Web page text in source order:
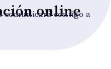
online
comunicará contigo a